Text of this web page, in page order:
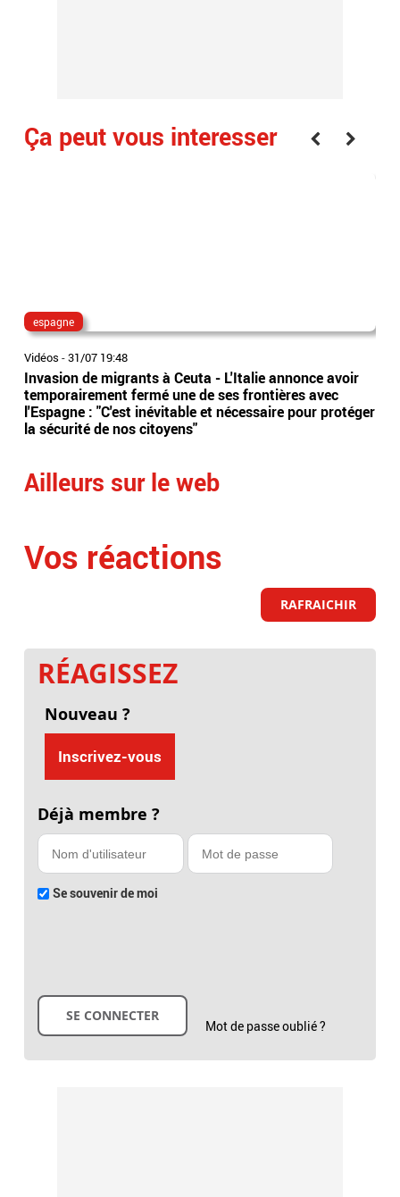
Ça peut vous interesser
espagne
Vidéos -31/07 19:48
Invasion de migrants à Ceuta - L'Italie annonce avoir
temporairement fermé une de ses frontières avec
l'Espagne : "C'est inévitable et nécessaire pour protéger
la sécurité de nos citoyens"
Ailleurs sur le web
Vos réactions
RAFRAICHIR
RÉAGISSEZ
Nouveau ?
Inscrivez-vous
Déjà membre ?
Se souvenir de moi
Mot de passe oublié ?